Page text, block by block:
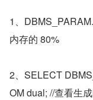
1、
内存的 80%
2、SELECT
OM dual; //查看生